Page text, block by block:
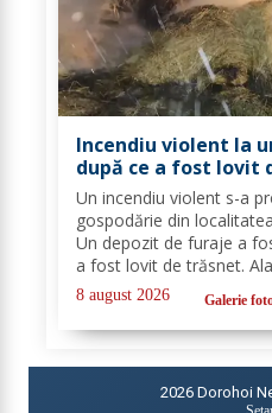
Incendiu violent la
după ce a fost lovit
Un incendiu violent s-a
gospodărie din
Un depozit de furaje a
a fost lovit de trăsnet.
ora 22:00. La caz s-au
pompierii din cadrul...
8 august 2026 Galerie
2026 Dorohoi